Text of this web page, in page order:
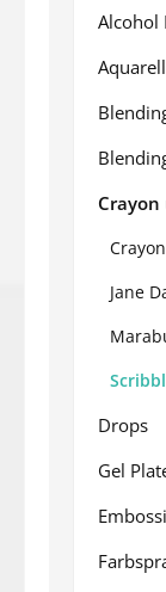
Alcohol
Crayon
Jane
Drops
Gel